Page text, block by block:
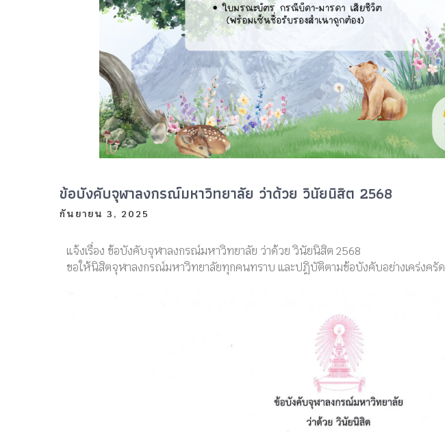
ข้อบังคับจุฬาลงกรณ์มหาวิทยาลัย ว่าด้วย วินัยนิสิต 2568
กันยายน 3, 2025
แจ้งเรื่อง ข้อบังคับจุฬาลงกรณ์มหาวิทยาลัย ว่าด้วย วินัยนิสิต 2568
ขอให้นิสิตจุฬาลงกรณ์มหาวิทยาลัยทุกคนทราบ และปฏิบัติตามข้อบังคับอย่างเคร่งครัด